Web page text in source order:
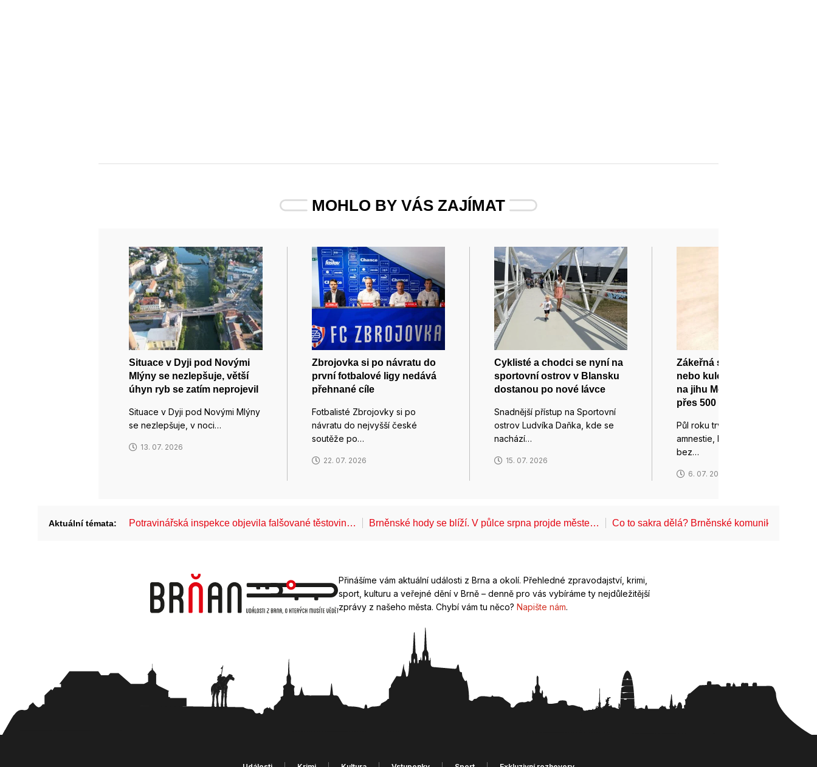
MOHLO BY VÁS ZAJÍMAT
Situace v Dyji pod Novými
Mlýny se nezlepšuje, větší
úhyn ryb se zatím neprojevil
Situace v Dyji pod Novými Mlýny
se nezlepšuje, v noci…
13. 07. 2026
Zbrojovka si po návratu do
první fotbalové ligy nedává
přehnané cíle
Fotbalisté Zbrojovky si po
návratu do nejvyšší české
soutěže po…
22. 07. 2026
Cyklisté a chodci se nyní na
sportovní ostrov v Blansku
dostanou po nové lávce
Snadnější přístup na Sportovní
ostrov Ludvíka Daňka, kde se
nachází…
15. 07. 2026
Zákeřná střílející krabička
nebo kulomet z tanku. Lidé
na jihu Moravy odevzdali
přes 500 zbraní
Půl roku trvala zbraňová
amnestie, během které mohli lidé
bez…
6. 07. 2026
Aktuální témata: Potravinářská inspekce objevila falšované těstovin… Brněnské hody se blíží. V půlce srpna projde měste… Co to sakra dělá? Brněnské komunikace
Přinášíme vám aktuální události z Brna a okolí. Přehledné zpravodajství, krimi,
sport, kulturu a veřejné dění v Brně – denně pro vás vybíráme ty nejdůležitější
zprávy z našeho města. Chybí vám tu něco? Napište nám.